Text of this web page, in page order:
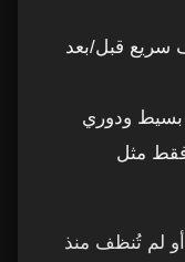
سريع قبل/بعد
بسيط ودوري
مثل
أو لم تُنظف منذ